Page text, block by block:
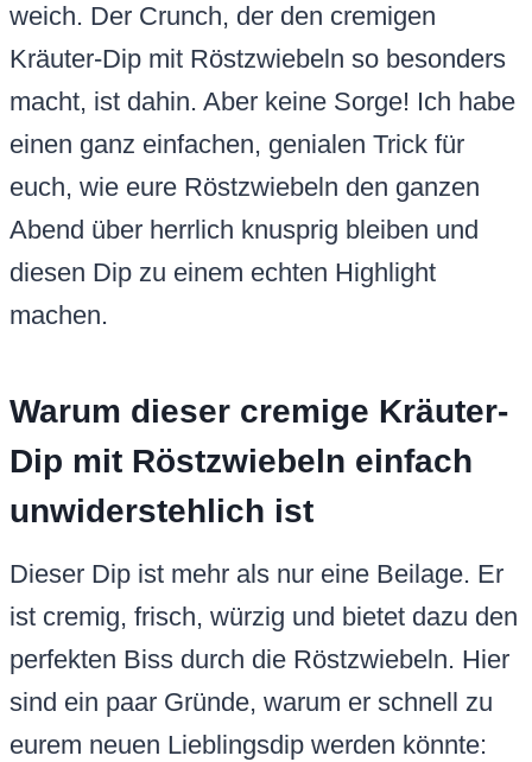
weich. Der Crunch, der den cremigen
Kräuter-Dip mit Röstzwiebeln so besonders
macht, ist dahin. Aber keine Sorge! Ich habe
einen ganz einfachen, genialen Trick für
euch, wie eure Röstzwiebeln den ganzen
Abend über herrlich knusprig bleiben und
diesen Dip zu einem echten Highlight
machen.
Warum dieser cremige Kräuter-
Dip mit Röstzwiebeln einfach
unwiderstehlich ist
Dieser Dip ist mehr als nur eine Beilage. Er
ist cremig, frisch, würzig und bietet dazu den
perfekten Biss durch die Röstzwiebeln. Hier
sind ein paar Gründe, warum er schnell zu
eurem neuen Lieblingsdip werden könnte: